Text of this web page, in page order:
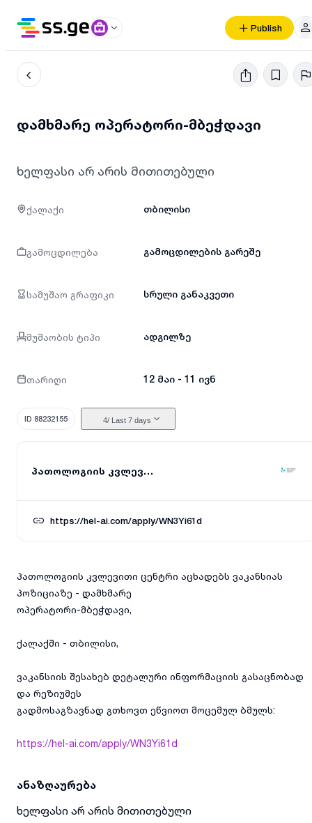
Publish
დამხმარე ოპერატორი-მბეჭდავი
ხელფასი არ არის მითითებული
ქალაქი თბილისი
გამოცდილება გამოცდილების გარეშე
სამუშაო გრაფიკი სრული განაკვეთი
მუშაობის ტიპი ადგილზე
თარიღი 12 მაი - 11 ივნ
ID 88232155 4/ Last 7 days
პათოლოგიის კვლევითი ცენტრი
https://hel-ai.com/apply/WN3Yi61d
პათოლოგიის კვლევითი ცენტრი აცხადებს ვაკანსიას
პოზიციაზე - დამხმარე
ოპერატორი-მბეჭდავი,
ქალაქში - თბილისი,
ვაკანსიის შესახებ დეტალური ინფორმაციის გასაცნობად
და რეზიუმეს
გადმოსაგზავნად გთხოვთ ეწვიოთ მოცემულ ბმულს:
https://hel-ai.com/apply/WN3Yi61d
ანაზღაურება
ხელფასი არ არის მითითებული